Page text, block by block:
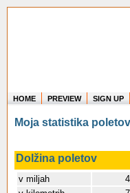
HOME PREVIEW SIGN UP
Moja statistika
Dolžina poletov
v miljah